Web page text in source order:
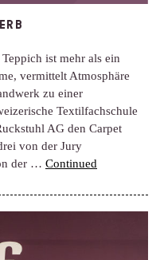
ist mehr als ein
vermittelt Atmosphäre
zu einer
Textilfachschule
AG den Carpet
von der Jury
der … Continued